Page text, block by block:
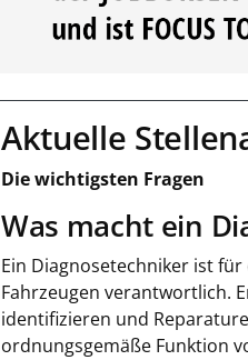
Aktuelle
Die wichtigsten Fragen
Was macht ein
Ein Diagnosetechniker ist
Fahrzeugen verantwortlich.
identifizieren und
ordnungsgemäße Funktion